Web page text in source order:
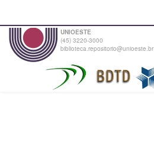
UNIOESTE
(45) 3220-3000
biblioteca.repositorio@unioeste.br